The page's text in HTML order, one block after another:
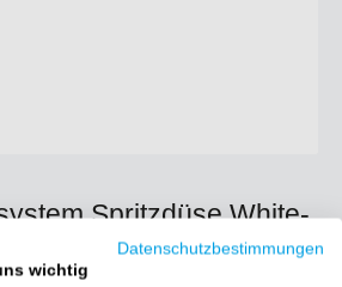
Spritzdüse White-
1/2", weiß/grauDatenschutzbestimmungen
wichtig